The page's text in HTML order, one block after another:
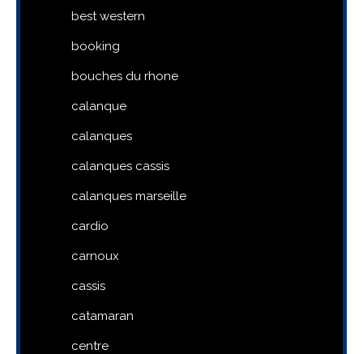
best western
booking
bouches du rhone
calanque
calanques
calanques cassis
calanques marseille
cardio
carnoux
cassis
catamaran
centre